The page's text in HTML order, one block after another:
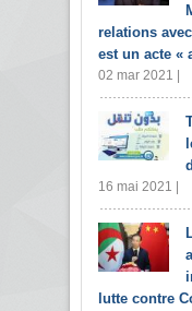
relations
est un acte «
02 mar 2021 |
16 mai 2021 |
lutte contre